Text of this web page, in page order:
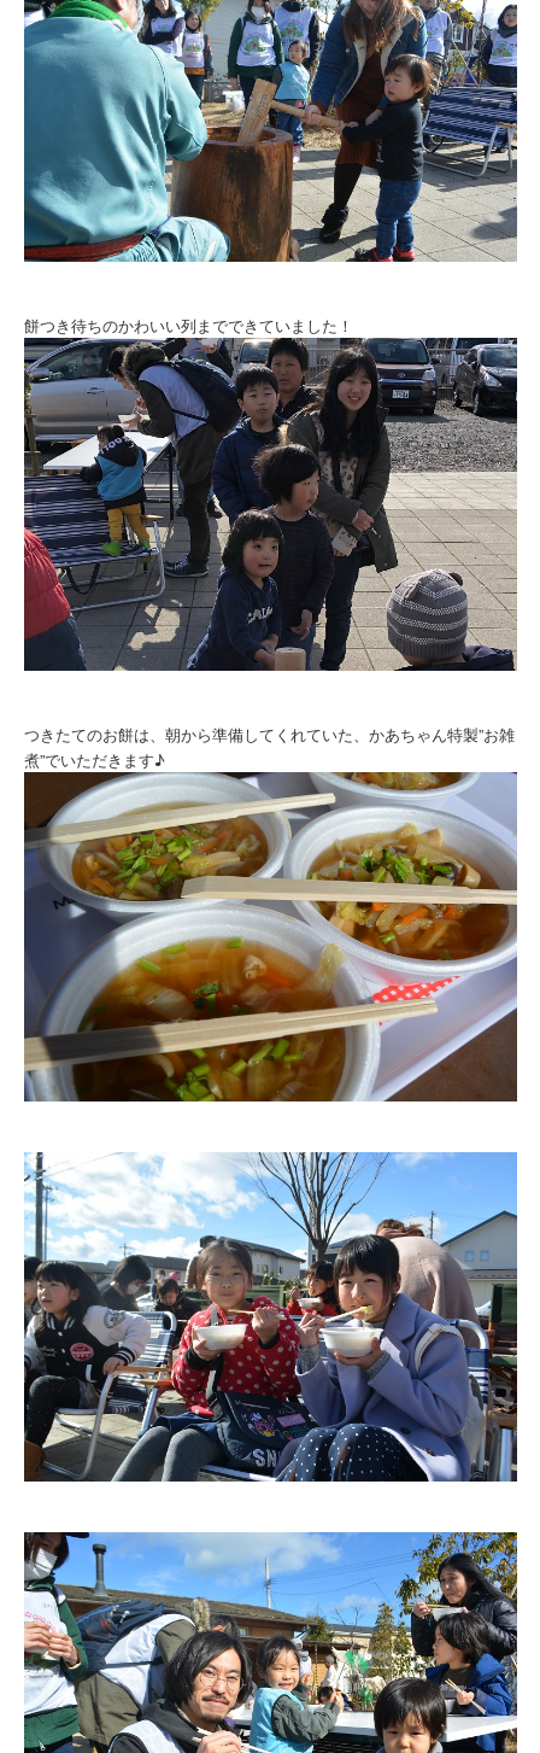
餅つき待ちのかわいい列までできていました！
つきたてのお餅は、朝から準備してくれていた、かあちゃん特製”お雑
煮”でいただきます♪